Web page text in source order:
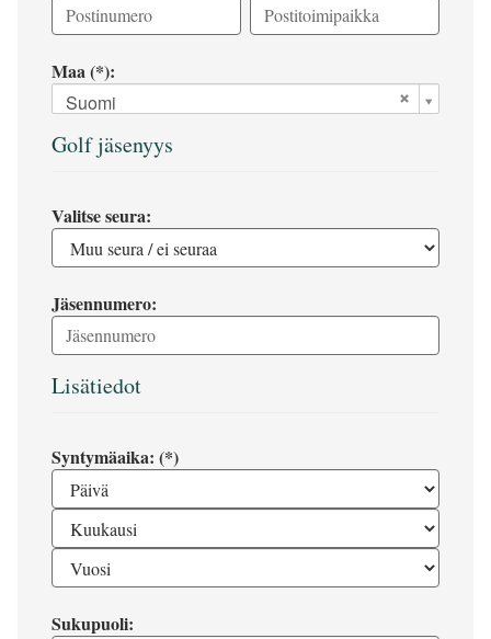
Maa (*):
Suomi
Golf jäsenyys
Valitse seura:
Jäsennumero:
Lisätiedot
Syntymäaika: (*)
Sukupuoli: